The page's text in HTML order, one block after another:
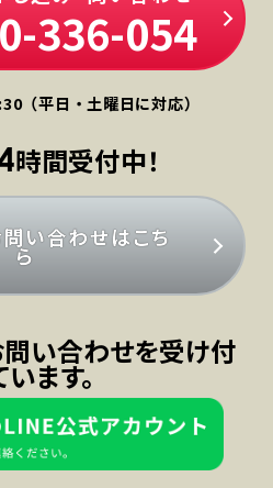
336-054
（平日・土曜日に対応）
時間受付中！
い合わせはこち
ら
い合わせを受け付
ます。